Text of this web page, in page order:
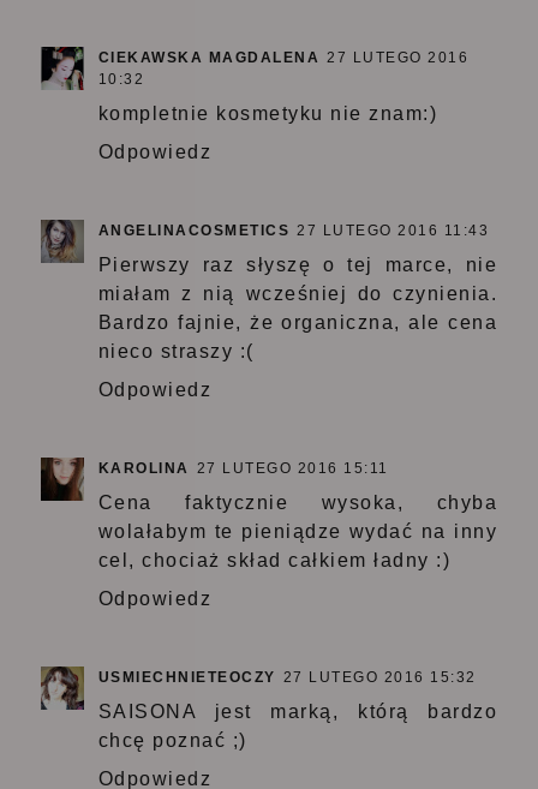
CIEKAWSKA MAGDALENA
27 LUTEGO 2016
10:32
kompletnie kosmetyku nie znam:)
Odpowiedz
ANGELINACOSMETICS 27 LUTEGO 2016 11:43
Pierwszy raz słyszę o tej marce, nie
miałam z nią wcześniej do czynienia.
Bardzo fajnie, że organiczna, ale cena
nieco straszy :(
Odpowiedz
KAROLINA 27 LUTEGO 2016 15:11
Cena faktycznie wysoka, chyba
wolałabym te pieniądze wydać na inny
cel, chociaż skład całkiem ładny :)
Odpowiedz
USMIECHNIETEOCZY 27 LUTEGO 2016 15:32
SAISONA jest marką, którą bardzo
chcę poznać ;)
Odpowiedz